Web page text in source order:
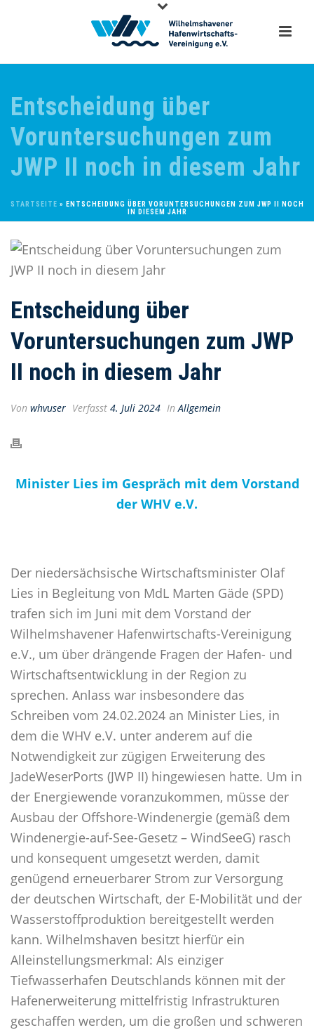
Entscheidung über
Voruntersuchungen zum
JWP II noch in diesem Jahr
STARTSEITE »
ENTSCHEIDUNG ÜBER VORUNTERSUCHUNGEN ZUM JWP II NOCH
IN DIESEM JAHR
Entscheidung über
Voruntersuchungen zum JWP
II noch in diesem Jahr
Von whvuser Verfasst 4. Juli 2024 InAllgemein
Minister Lies im Gespräch mit dem Vorstand
der WHV e.V.
Der niedersächsische Wirtschaftsminister Olaf
Lies in Begleitung von MdL Marten Gäde (SPD)
trafen sich im Juni mit dem Vorstand der
Wilhelmshavener Hafenwirtschafts-Vereinigung
e.V., um über drängende Fragen der Hafen- und
Wirtschaftsentwicklung in der Region zu
sprechen. Anlass war insbesondere das
Schreiben vom 24.02.2024 an Minister Lies, in
dem die WHV e.V. unter anderem auf die
Notwendigkeit zur zügigen Erweiterung des
JadeWeserPorts (JWP II) hingewiesen hatte. Um in
der Energiewende voranzukommen, müsse der
Ausbau der Offshore-Windenergie (gemäß dem
Windenergie-auf-See-Gesetz – WindSeeG) rasch
und konsequent umgesetzt werden, damit
genügend erneuerbarer Strom zur Versorgung
der deutschen Wirtschaft, der E-Mobilität und der
Wasserstoffproduktion bereitgestellt werden
kann. Wilhelmshaven besitzt hierfür ein
Alleinstellungsmerkmal: Als einziger
Tiefwasserhafen Deutschlands können mit der
Hafenerweiterung mittelfristig Infrastrukturen
geschaffen werden, um die großen und schweren